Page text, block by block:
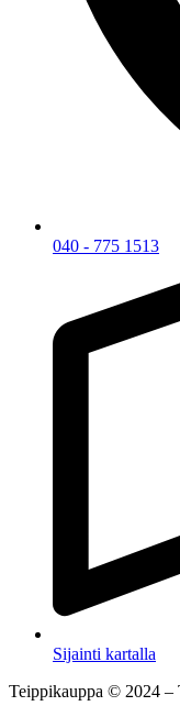
040 - 775 1513
Sijainti kartalla
Teippikauppa © 2024 –